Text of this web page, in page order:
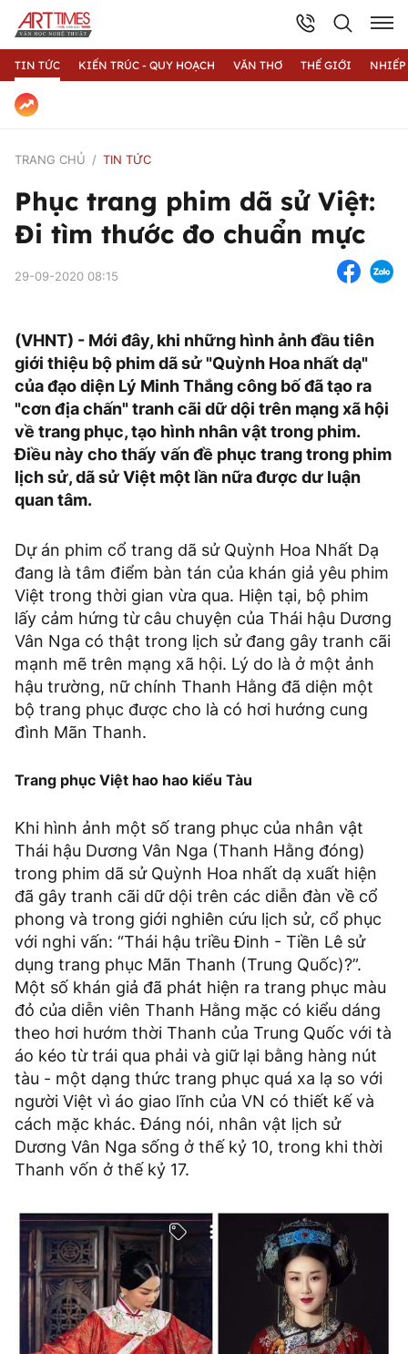
TIN TỨC KIẾN TRÚC - QUY HOẠCH VĂN THƠ THẾ GIỚI
TRANG CHỦ TIN TỨC
Phục trang phim dã sử Việt:
Đi tìm thước đo chuẩn mực
29-09-2020 08:15
(VHNT) - Mới đây, khi những hình ảnh đầu tiên
giới thiệu bộ phim dã sử "Quỳnh Hoa nhất dạ"
của đạo diện Lý Minh Thắng công bố đã tạo ra
"cơn địa chấn" tranh cãi dữ dội trên mạng xã hội
về trang phục, tạo hình nhân vật trong phim.
Điều này cho thấy vấn đề phục trang trong phim
lịch sử, dã sử Việt một lần nữa được dư luận
quan tâm.
Dự án phim cổ trang dã sử Quỳnh Hoa Nhất Dạ
đang là tâm điểm bàn tán của khán giả yêu phim
Việt trong thời gian vừa qua. Hiện tại, bộ phim
lấy cảm hứng từ câu chuyện của Thái hậu Dương
Vân Nga có thật trong lịch sử đang gây tranh cãi
mạnh mẽ trên mạng xã hội. Lý do là ở một ảnh
hậu trường, nữ chính Thanh Hằng đã diện một
bộ trang phục được cho là có hơi hướng cung
đình Mãn Thanh.
Trang phục Việt hao hao kiểu Tàu
Khi hình ảnh một số trang phục của nhân vật
Thái hậu Dương Vân Nga (Thanh Hằng đóng)
trong phim dã sử Quỳnh Hoa nhất dạ xuất hiện
đã gây tranh cãi dữ dội trên các diễn đàn về cổ
phong và trong giới nghiên cứu lịch sử, cổ phục
với nghi vấn: “Thái hậu triều Đinh - Tiền Lê sử
dụng trang phục Mãn Thanh (Trung Quốc)?”.
Một số khán giả đã phát hiện ra trang phục màu
đỏ của diễn viên Thanh Hằng mặc có kiểu dáng
theo hơi hướm thời Thanh của Trung Quốc với tà
áo kéo từ trái qua phải và giữ lại bằng hàng nút
tàu - một dạng thức trang phục quá xa lạ so với
người Việt vì áo giao lĩnh của VN có thiết kế và
cách mặc khác. Đáng nói, nhân vật lịch sử
Dương Vân Nga sống ở thế kỷ 10, trong khi thời
Thanh vốn ở thế kỷ 17.